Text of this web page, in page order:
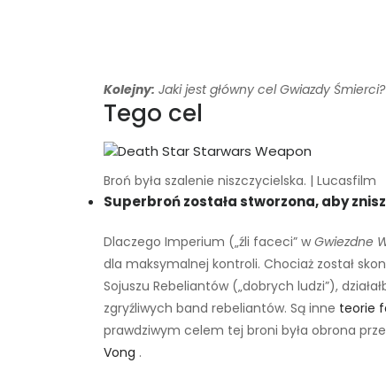
Kolejny: Jaki jest główny cel Gwiazdy Śmierci?
Tego cel
Broń była szalenie niszczycielska. | Lucasfilm
Superbroń została stworzona, aby
Dlaczego Imperium („źli faceci” w Gwiezdne
dla maksymalnej kontroli. Chociaż został
Sojuszu Rebeliantów („dobrych ludzi”),
zgryźliwych band rebeliantów. Są inne teorie
prawdziwym celem tej broni była obrona
Vong .